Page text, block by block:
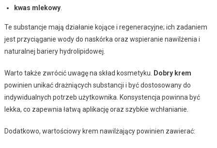
kwas mlekowy.
Te substancje mają działanie kojące i regeneracyjne; ich zadaniem
jest przyciąganie wody do naskórka oraz wspieranie nawilżenia i
naturalnej bariery hydrolipidowej.
Warto także zwrócić uwagę na skład kosmetyku.
Dobry krem
powinien unikać drażniących substancji i być dostosowany do
indywidualnych potrzeb użytkownika. Konsystencja powinna być
lekka, co zapewnia łatwą aplikację oraz szybkie wchłanianie.
Dodatkowo, wartościowy krem nawilżający powinien zawierać: